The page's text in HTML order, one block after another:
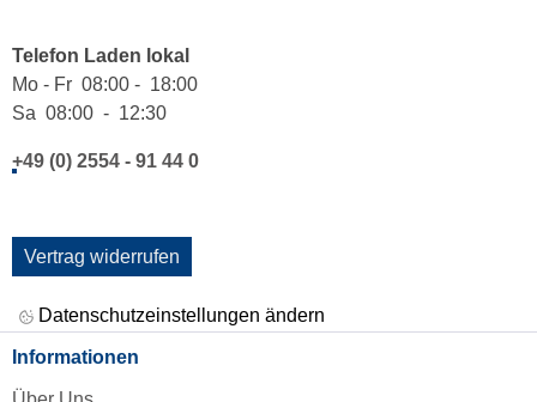
Telefon Laden lokal
Mo - Fr 08:00 - 18:00
Sa 08:00 - 12:30
+49 (0) 2554 - 91 44 0
Vertrag widerrufen
Datenschutzeinstellungen ändern
Informationen